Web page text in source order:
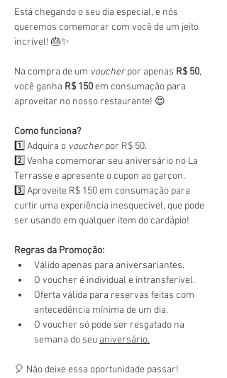
Está chegando o seu dia especial, e nós
queremos comemorar com você de um jeito
incrível! 🎂✨
Na compra de um voucher por apenas R$ 50,
você ganha R$ 150 em consumação para
aproveitar no nosso restaurante! 😍
Como funciona?
1️⃣ Adquira o voucher por R$ 50.
2️⃣ Venha comemorar seu aniversário no La
Terrasse e apresente o cupon ao garçon.
3️⃣ Aproveite R$ 150 em consumação para
curtir uma experiência inesquecível, que pode
ser usando em qualquer item do cardápio!
Regras da Promoção:
Válido apenas para aniversariantes.
O voucher é individual e intransferível.
Oferta válida para reservas feitas com
antecedência mínima de um dia.
O voucher só pode ser resgatado na
semana do seu aniversário.
🎈 Não deixe essa oportunidade passar!